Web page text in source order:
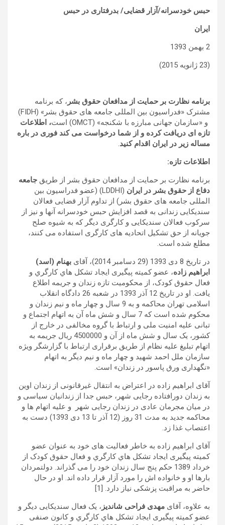
حبس خودسرانه/آزار قضایی/ بدرفتاری در حبس
ایران
2 بهمن 1393
(23 ژانویه 2015)
برنامه نظارت بر حمایت از مدافعان حقوق بشر ، که برنامه
مشترک «فدراسیون بین المللی جامعه های حقوق بشر» (FIDH)
و «سازمان جهانی مبارزه با شکنجه» (OMCT) است
، اطلاعات
تازه ای دریافت کرده و از شما درخواست می کند فور ی در باره
مساله زیر در
ایران اقدام کنید
اطلاعات تازه:
برنامه نظارت بر حمایت از مدافعان حقوق بشر از طریق جامعه
دفاع از حقوق بشر در ایران
(LDDHI) (عضو فدراسیون بین
المللی جامعه های حقوق بشر) از تداوم آزار قضایی فعالان
سندیکایی زندانی به قصد افزایش حبس خودسرانه آنها و نیز از
سرکوب فعالان سندیکایی و کارگری دیگر که به شیوه صلح
جویانه از حق تشکیل اتحادیه های کارگری استفاده می کنند،
مطلع شده است.
در تاریخ 8 دی 1393 (29 دسامبر 2014)، آقای
بهنام (اسد)
ابراهیم زاده، عضو کمیته پیگیری ايجاد تشكل هاي كارگري و
فعال حقوق کودک، از محکومیت تازه زندان و جریمه اطلاع
یافت. او در تاریخ 12 آذر 1393 در شعبه 26 دادگاه انقلاب
اسلامی تهران محاکمه و به 9 سال و چهار ماه و نیم زندان و
محکوم شده است که 7 سال و شش ماه آن به اتهام اجتماع و
تبانی علیه امنیت ملی و ارتباط با گروه مخالفی در خارج از
کشور، یک سال و شش ماه از آن و 4500000 ریال جریمه به
اتهام تبلیغ علیه نظام از طریق برقراری ارتباط با گزارشگر ویژه
سازمان ملل احمد شهید و چهار ماه و نیم دیگر به اتهام
«نگهداری ورق پاسور در زندان» است.
آقای ابراهیم زاده در اعتراض به انتقال غیرقانونی از زندان اوین
به زندان دورافتاده رجایی شهر، حبس جدا از زندانیان سیاسی و
در میان مجرمان عادی در زندان رجایی شهر و علیه اتهام ها و
محاکمه جدید به مدت 31 روز (12 آذر تا 13 دی 1393) دست به
اعتصاب غذا زد.
آقای ابراهیم زاده به خاطر فعالیت های خود به عنوان عضو
کمیته پیگیری ايجاد تشكل هاي كارگري و فعال حقوق کودک از
خرداد 1389 حکم پنج سال زندان خود را می گذراند. دولتمردان
بارها او و خانواده اش را مورد آزار قرار داده اند. او در حال
حاضر به مراقبت پزشکی نیاز دارد. [1]
به علاوه، آقای مهدی فراحی شاندیز ، یک فعال سندیکایی دیگر و
عضو کمیته پیگیری ايجاد تشكل هاي كارگري و کانون صنفی